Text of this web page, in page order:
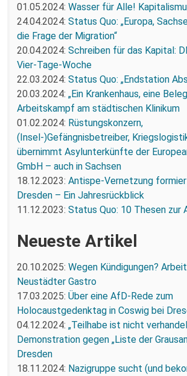
01.05.2024: Wasser für Alle!
24.04.2024: Status Quo: „Europa,
die Frage der Migration“
20.04.2024: Schreiben für das Kapital:
Vier-Tage-Woche
22.03.2024: Status Quo: „Endstation
20.03.2024: „Ein Krankenhaus, eine
Arbeitskampf am städtischen Klinikum
01.02.2024: Rüstungskonzern,
(Insel-)Gefängnisbetreiber,
übernimmt Asylunterkünfte der
GmbH – auch in Sachsen
18.12.2023: Antispe-Vernetzung
Dresden – Ein Jahresrückblick
11.12.2023: Status Quo: 10 Thesen zur
Neueste Artikel
20.10.2025: Wegen Kündigungen?
Neustädter Gastro
17.03.2025: Über eine AfD-Rede zum
Holocaustgedenktag in Coswig bei
04.12.2024: „Teilhabe ist nicht
Demonstration gegen „Liste der
Dresden
18.11.2024: Nazigruppe sucht (und